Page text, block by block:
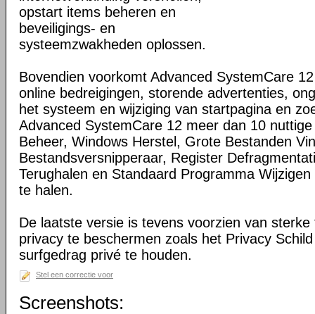
opstart items beheren en
beveiligings- en
systeemzwakheden oplossen.
Bovendien voorkomt Advanced SystemCare
online bedreigingen, storende advertenties,
het systeem en wijziging van startpagina en
Advanced SystemCare 12 meer dan 10
Beheer, Windows Herstel, Grote Bestanden
Bestandsversnipperaar, Register
Terughalen en Standaard Programma
te halen.
De laatste versie is tevens voorzien van
privacy te beschermen zoals het Privacy
surfgedrag privé te houden.
Stel een correctie voor
Screenshots: